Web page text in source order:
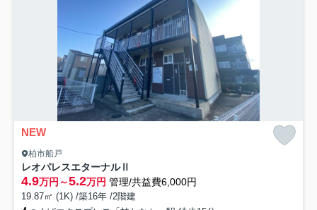
NEW
柏市船戸
レオパレスエターナルⅡ
4.9万円～5.2万円 管理/共益費6,000円
19.87㎡ (1K) /築16年 /2階建